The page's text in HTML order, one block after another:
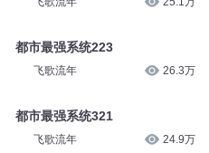
都市最强系统223
飞歌流年 26.3万
都市最强系统321
飞歌流年 24.9万